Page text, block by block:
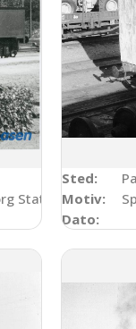
Station
Sted:
Motiv:
Dato: